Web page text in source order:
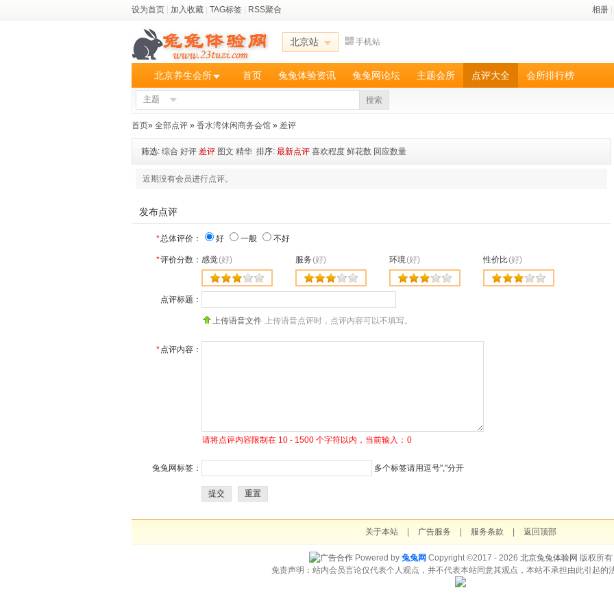
设为首页 加入收藏 TAG标签 RSS聚合 相册
北京站 手机站
北京养生会所 首页 兔兔体验资讯 兔兔网论坛 主题会所 点评大全 会所排行榜
主题 搜索
首页» 全部点评 » 香水湾休闲商务会馆 » 差评
筛选: 综合 好评 差评 图文 精华 排序: 最新点评 喜欢程度 鲜花数 回应数量
近期没有会员进行点评。
发布点评
*总体评价： 好 一般 不好
*评价分数： 感觉(好) 服务(好) 环境(好) 性价比(好)
点评标题：
上传语音文件 上传语音点评时，点评内容可以不填写。
*点评内容：
请将点评内容限制在 10 - 1500 个字符以内，当前输入： 0
兔兔网标签： 多个标签请用逗号","分开
提交 重置
关于本站 广告服务 服务条款 返回顶部
Powered by 兔兔网 Copyright ©2017 - 2026 北京兔兔体验网 版权所有
免责声明：站内会员言论仅代表个人观点，并不代表本站同意其观点，本站不承担由此引起的